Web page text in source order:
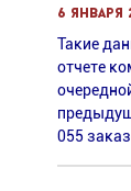
6 января
Такие
отчете
055